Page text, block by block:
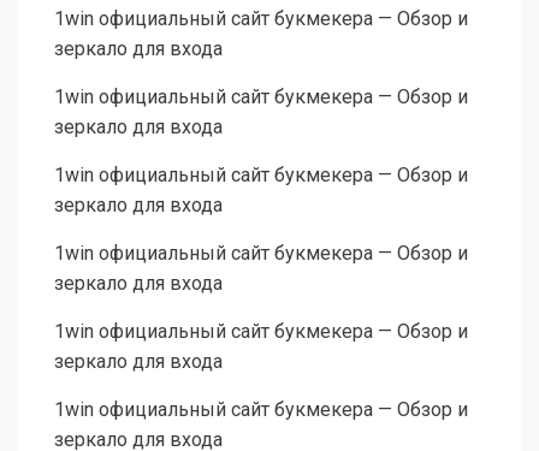
1win официальный сайт букмекера — Обзор и
зеркало для входа
1win официальный сайт букмекера — Обзор и
зеркало для входа
1win официальный сайт букмекера — Обзор и
зеркало для входа
1win официальный сайт букмекера — Обзор и
зеркало для входа
1win официальный сайт букмекера — Обзор и
зеркало для входа
1win официальный сайт букмекера — Обзор и
зеркало для входа